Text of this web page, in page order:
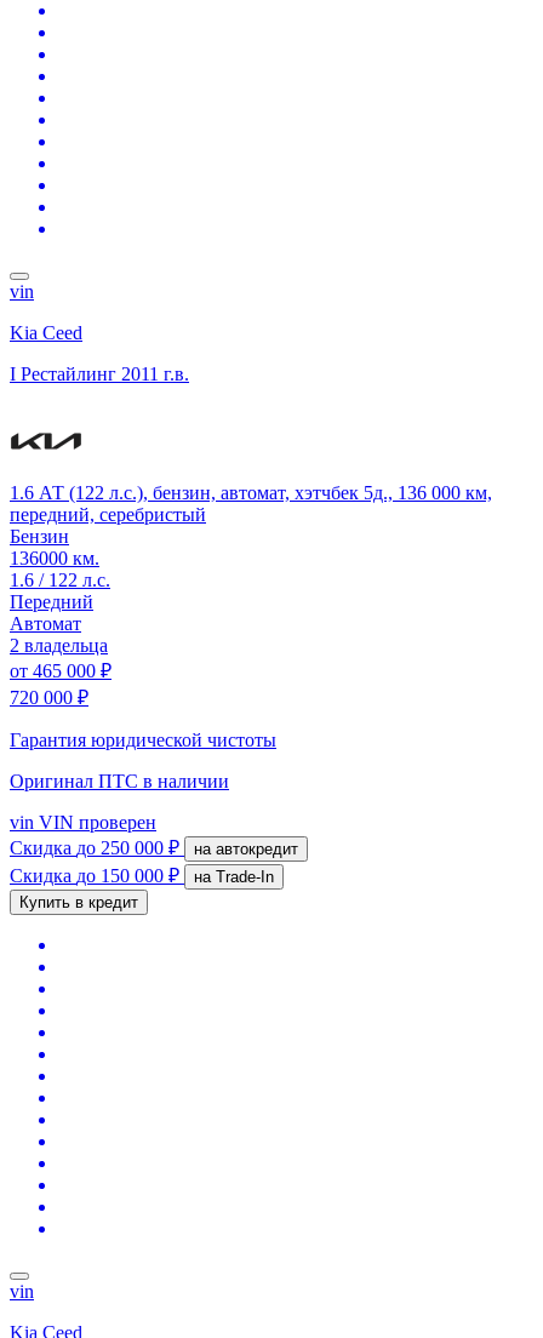
vin
Kia Ceed
I Рестайлинг 2011 г.в.
1.6 АТ (122 л.с.), бензин, автомат, хэтчбек 5д., 136 000 км,
передний, серебристый
Бензин
136000 км.
1.6 / 122 л.с.
Передний
Автомат
2 владельца
от 465 000 ₽
720 000 ₽
Гарантия юридической чистоты
Оригинал ПТС в наличии
vin VIN проверен
Скидка до 250 000 ₽ на автокредит
Скидка до 150 000 ₽
на Trade-In
Купить в кредит
vin
Kia Ceed